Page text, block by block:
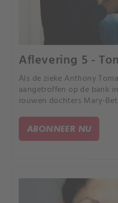
Aflevering 5 -
Als de zieke Anthony
aangetroffen op de bank
rouwen dochters Mary-
ABONNEER NU